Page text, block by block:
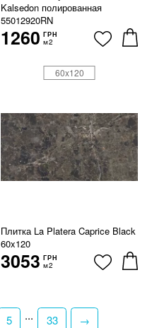
Kalsedon полированная
55012920RN
1260 ГРН
м2
Плитка La Platera Caprice Black
60x120
3053 ГРН
м2
60x120
5 ... 33
→